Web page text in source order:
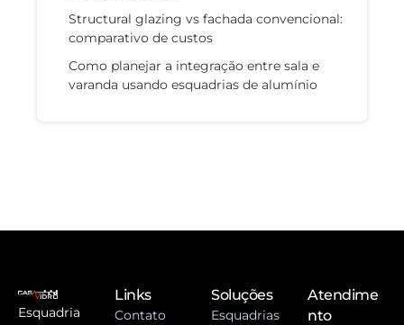
Structural glazing vs fachada convencional:
comparativo de custos
Como planejar a integração entre sala e
varanda usando esquadrias de alumínio
Esquadria
Links
Contato
Soluções
Esquadrias
Atendime
nto